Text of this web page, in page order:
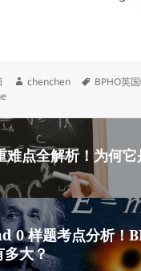
作
chenchen
标
BPHO英
难点全解析！为何
0 样题考点分析！
多大？